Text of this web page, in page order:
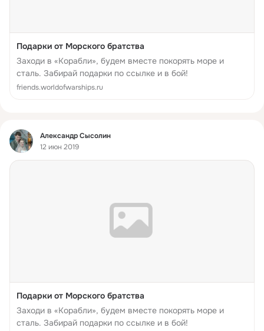
Подарки от Морского братства
Заходи в «Корабли», будем вместе покорять море и
сталь. Забирай подарки по ссылке и в бой!
friends.worldofwarships.ru
Фид
Александр Сысолин
12 июн 2019
Подарки от Морского братства
Заходи в «Корабли», будем вместе покорять море и
сталь. Забирай подарки по ссылке и в бой!